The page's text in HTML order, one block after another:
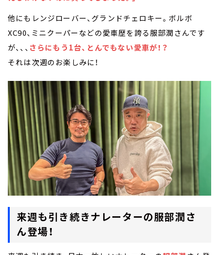
他にもレンジローバー、グランドチェロキー。ボルボ
XC90、ミニクーパーなどの愛車歴を誇る服部潤さんです
が、、、 さらにもう1台、とんでもない愛車が！？
それは次週のお楽しみに！
来週も引き続きナレーターの服部潤さ
ん登場！